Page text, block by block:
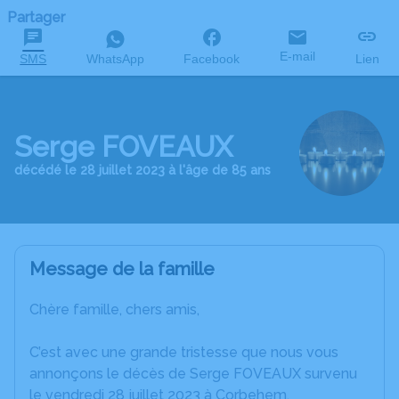
Partager
SMS WhatsApp Facebook E-mail Lien
Serge FOVEAUX
décédé le 28 juillet 2023 à l'âge de 85 ans
Message de la famille
Chère famille, chers amis,
C’est avec une grande tristesse que nous vous
annonçons le décès de Serge FOVEAUX survenu
le vendredi 28 juillet 2023 à Corbehem.